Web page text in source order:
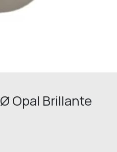
Opal Brillante